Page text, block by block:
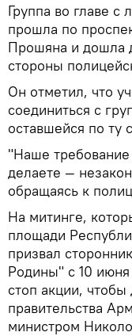
Группа во главе с
прошла по
Прошяна и дошла
стороны
Он отметил, что
соединиться с
оставшейся по ту
"Наше требование
делаете —
обращаясь к
На митинге,
площади
призвал
Родины" с 10
стоп акции, чтобы
правительства
министром